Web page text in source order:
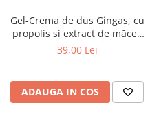
Gel-Crema de dus Gingas, cu
propolis si extract de măceș
organic, 1000 ml
39,00 Lei
ADAUGA IN COS